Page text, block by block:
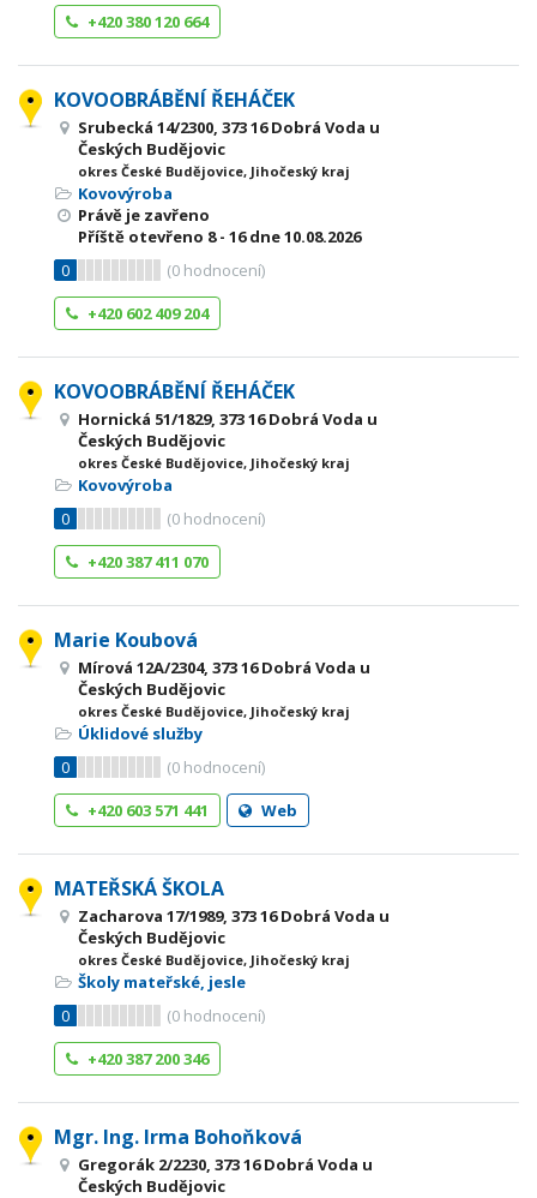
+420 380 120 664
KOVOOBRÁBĚNÍ ŘEHÁČEK
Srubecká 14/2300, 373 16 Dobrá Voda u
Českých Budějovic
okres České Budějovice, Jihočeský kraj
Kovovýroba
Právě je zavřeno
Příště otevřeno 8 - 16dne 10.08.2026
0
(0 hodnocení)
+420 602 409 204
KOVOOBRÁBĚNÍ ŘEHÁČEK
Hornická 51/1829, 373 16 Dobrá Voda u
Českých Budějovic
okres České Budějovice, Jihočeský kraj
Kovovýroba
0
(0 hodnocení)
+420 387 411 070
Marie Koubová
Mírová 12A/2304, 373 16 Dobrá Voda u
Českých Budějovic
okres České Budějovice, Jihočeský kraj
Úklidové služby
0
(0 hodnocení)
+420 603 571 441
Web
MATEŘSKÁ ŠKOLA
Zacharova 17/1989, 373 16 Dobrá Voda u
Českých Budějovic
okres České Budějovice, Jihočeský kraj
Školy mateřské, jesle
0
(0 hodnocení)
+420 387 200 346
Mgr. Ing. Irma Bohoňková
Gregorák 2/2230, 373 16 Dobrá Voda u
Českých Budějovic